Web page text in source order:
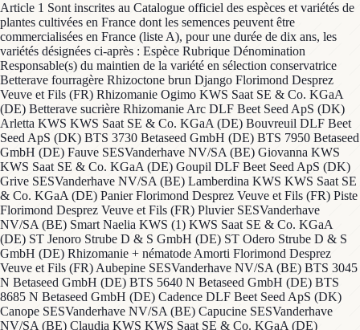
Article 1 Sont inscrites au Catalogue officiel des espèces et variétés de
plantes cultivées en France dont les semences peuvent être
commercialisées en France (liste A), pour une durée de dix ans, les
variétés désignées ci-après : Espèce Rubrique Dénomination
Responsable(s) du maintien de la variété en sélection conservatrice
Betterave fourragère Rhizoctone brun Django Florimond Desprez
Veuve et Fils (FR) Rhizomanie Ogimo KWS Saat SE & Co. KGaA
(DE) Betterave sucrière Rhizomanie Arc DLF Beet Seed ApS (DK)
Arletta KWS KWS Saat SE & Co. KGaA (DE) Bouvreuil DLF Beet
Seed ApS (DK) BTS 3730 Betaseed GmbH (DE) BTS 7950 Betaseed
GmbH (DE) Fauve SESVanderhave NV/SA (BE) Giovanna KWS
KWS Saat SE & Co. KGaA (DE) Goupil DLF Beet Seed ApS (DK)
Grive SESVanderhave NV/SA (BE) Lamberdina KWS KWS Saat SE
& Co. KGaA (DE) Panier Florimond Desprez Veuve et Fils (FR) Piste
Florimond Desprez Veuve et Fils (FR) Pluvier SESVanderhave
NV/SA (BE) Smart Naelia KWS (1) KWS Saat SE & Co. KGaA
(DE) ST Jenoro Strube D & S GmbH (DE) ST Odero Strube D & S
GmbH (DE) Rhizomanie + nématode Amorti Florimond Desprez
Veuve et Fils (FR) Aubepine SESVanderhave NV/SA (BE) BTS 3045
N Betaseed GmbH (DE) BTS 5640 N Betaseed GmbH (DE) BTS
8685 N Betaseed GmbH (DE) Cadence DLF Beet Seed ApS (DK)
Canope SESVanderhave NV/SA (BE) Capucine SESVanderhave
NV/SA (BE) Claudia KWS KWS Saat SE & Co. KGaA (DE)